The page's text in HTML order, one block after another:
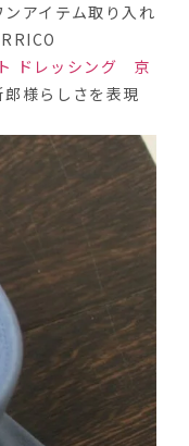
アイテム取り入れ
ドレッシング 京
様らしさを表現